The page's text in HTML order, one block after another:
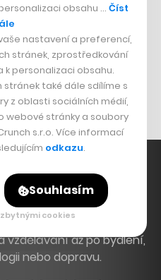
se tématům, která
od byznysu a startupů
vzdělávání až po bydlení,
nebo dopravu.
obsahu … Číst
nastavení a preferencí,
stránek, zprostředkování
k personalizaci obsahu.
také dále sdílíme s
z oblasti sociálních médií,
webové stránky a soubory
s.r.o. Více informací
odkazu.
Souhlasím
cookies